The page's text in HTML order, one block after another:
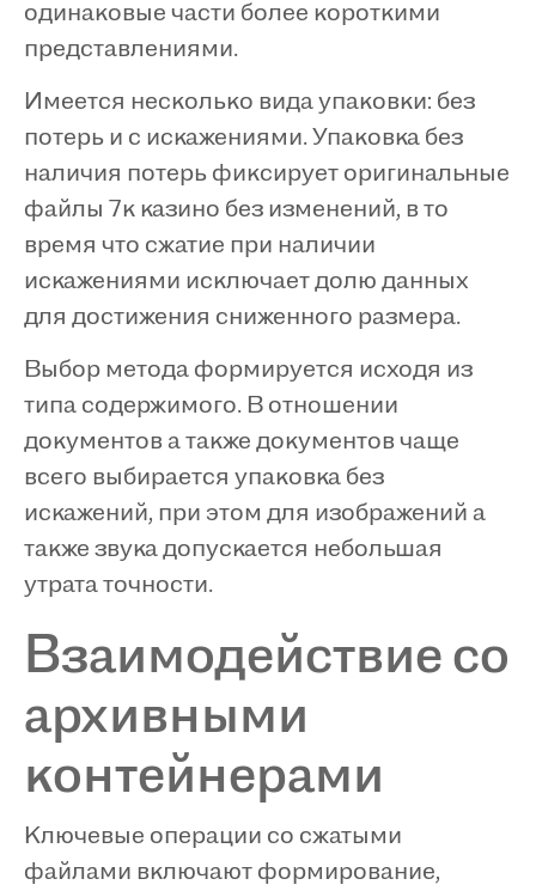
одинаковые части более короткими
представлениями.
Имеется несколько вида упаковки: без
потерь и с искажениями. Упаковка без
наличия потерь фиксирует оригинальные
файлы 7к казино без изменений, в то
время что сжатие при наличии
искажениями исключает долю данных
для достижения сниженного размера.
Выбор метода формируется исходя из
типа содержимого. В отношении
документов а также документов чаще
всего выбирается упаковка без
искажений, при этом для изображений а
также звука допускается небольшая
утрата точности.
Взаимодействие со
архивными
контейнерами
Ключевые операции со сжатыми
файлами включают формирование,